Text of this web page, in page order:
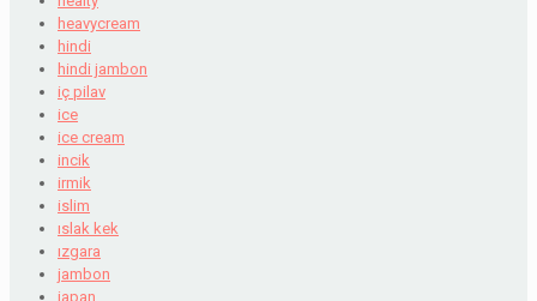
heavycream
hindi
hindi jambon
iç pilav
ice
ice cream
incik
irmik
islim
ıslak kek
ızgara
jambon
japan